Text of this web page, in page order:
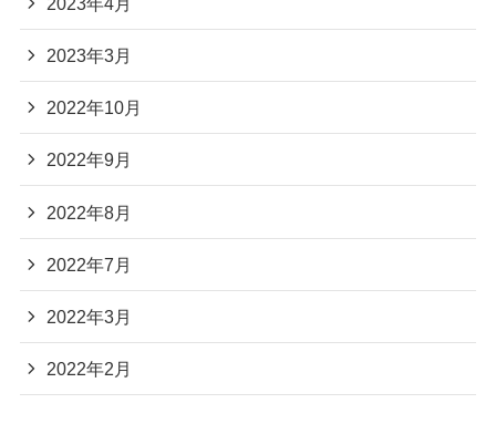
2023年3月
2022年10月
2022年9月
2022年8月
2022年7月
2022年3月
2022年2月